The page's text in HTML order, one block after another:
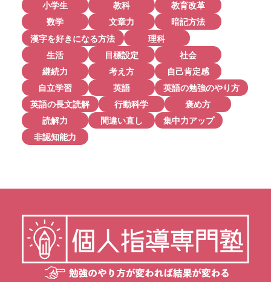
小学生
教科
教育改革
数学
文章力
暗記方法
漢字を好きになる方法
理科
生活
目標設定
社会
継続力
考え方
自己肯定感
自立学習
英語
英語の勉強のやり方
英語の長文読解
行動科学
褒め方
読解力
間違い直し
集中力アップ
非認知能力